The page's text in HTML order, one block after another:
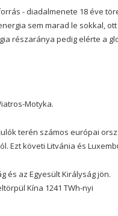
- diadalmenete 18 éve
sem marad le sokkal, ott
részaránya pedig elérte a
Motyka.
terén számos európai
Ezt követi Litvánia és
és az Egyesült Királyság jön.
Kína 1241 TWh-nyi